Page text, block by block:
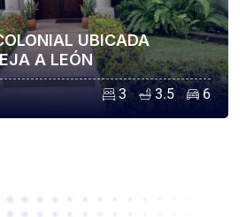
UBICADA
A LEÓN
3 3.5 6